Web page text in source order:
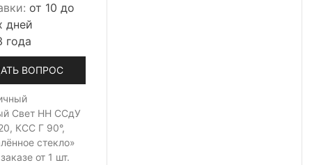
от 10 до
дней
года
ВОПРОС
Свет НН ССдУ
КСС Г 90°,
стекло»
от 1 шт.